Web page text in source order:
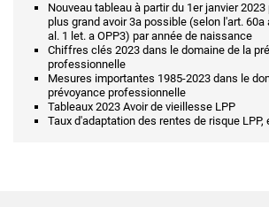
Nouveau tableau à partir du 1er janvier
plus grand avoir 3a possible (selon l'art. 60a
al. 1 let. a OPP3) par année de naissance
Chiffres clés 2023 dans le domaine de la
professionnelle
Mesures importantes 1985-2023 dans le
prévoyance professionnelle
Tableaux 2023 Avoir de vieillesse LPP
Taux d'adaptation des rentes de risque LPP,